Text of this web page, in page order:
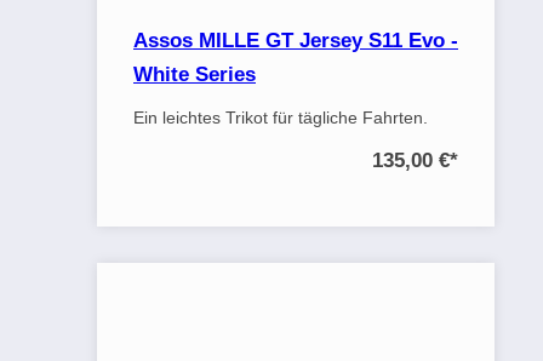
Assos MILLE GT Jersey S11 Evo -
White Series
Ein leichtes Trikot für tägliche Fahrten.
135,00 €*